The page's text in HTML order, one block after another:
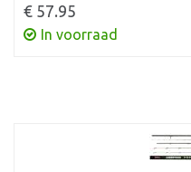
€ 57.95
In voorraad